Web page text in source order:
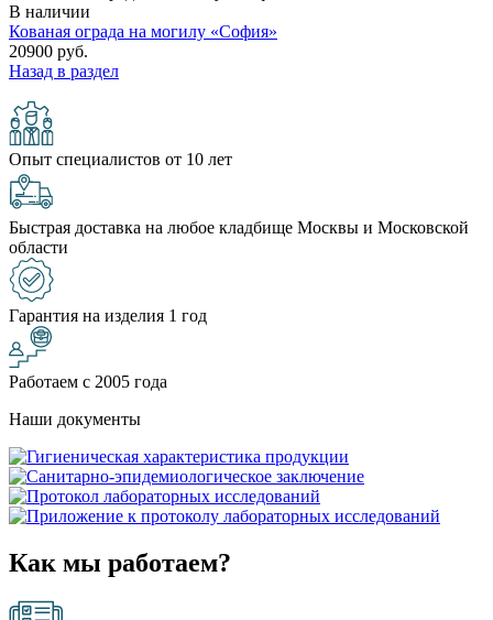
В наличии
Кованая ограда на могилу «София»
20900 руб.
Назад в раздел
Опыт специалистов от 10 лет
Быстрая доставка на любое кладбище Москвы и Московской
области
Гарантия на изделия 1 год
Работаем с 2005 года
Наши документы
Как мы работаем?